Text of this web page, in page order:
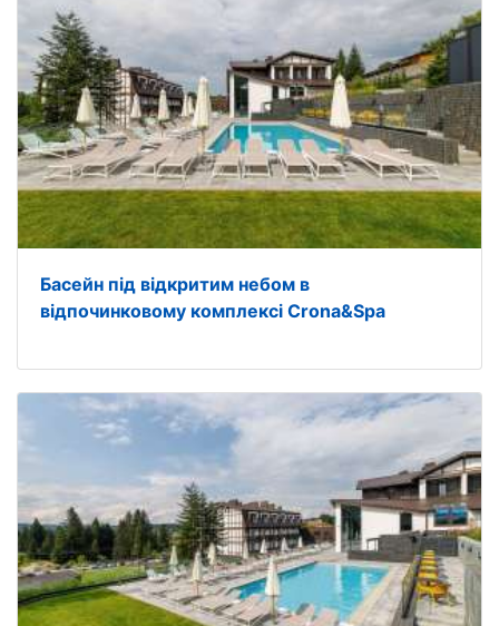
Басейн під відкритим небом в
відпочинковому комплексі Crona&Spa